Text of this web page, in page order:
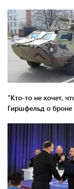
"Кто-то не хочет,
Гиршфельд о